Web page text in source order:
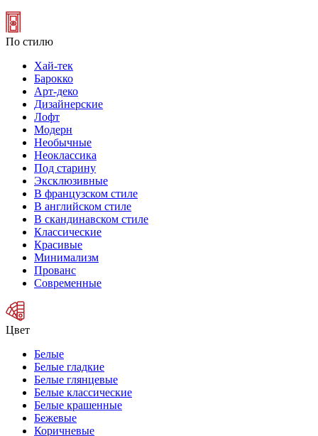
По стилю
Хай-тек
Барокко
Арт-деко
Дизайнерские
Лофт
Модерн
Необычные
Неоклассика
Под старину
Эксклюзивные
В французском стиле
В английском стиле
В скандинавском стиле
Классические
Красивые
Минимализм
Прованс
Современные
Цвет
Белые
Белые гладкие
Белые глянцевые
Белые классические
Белые крашенные
Бежевые
Коричневые